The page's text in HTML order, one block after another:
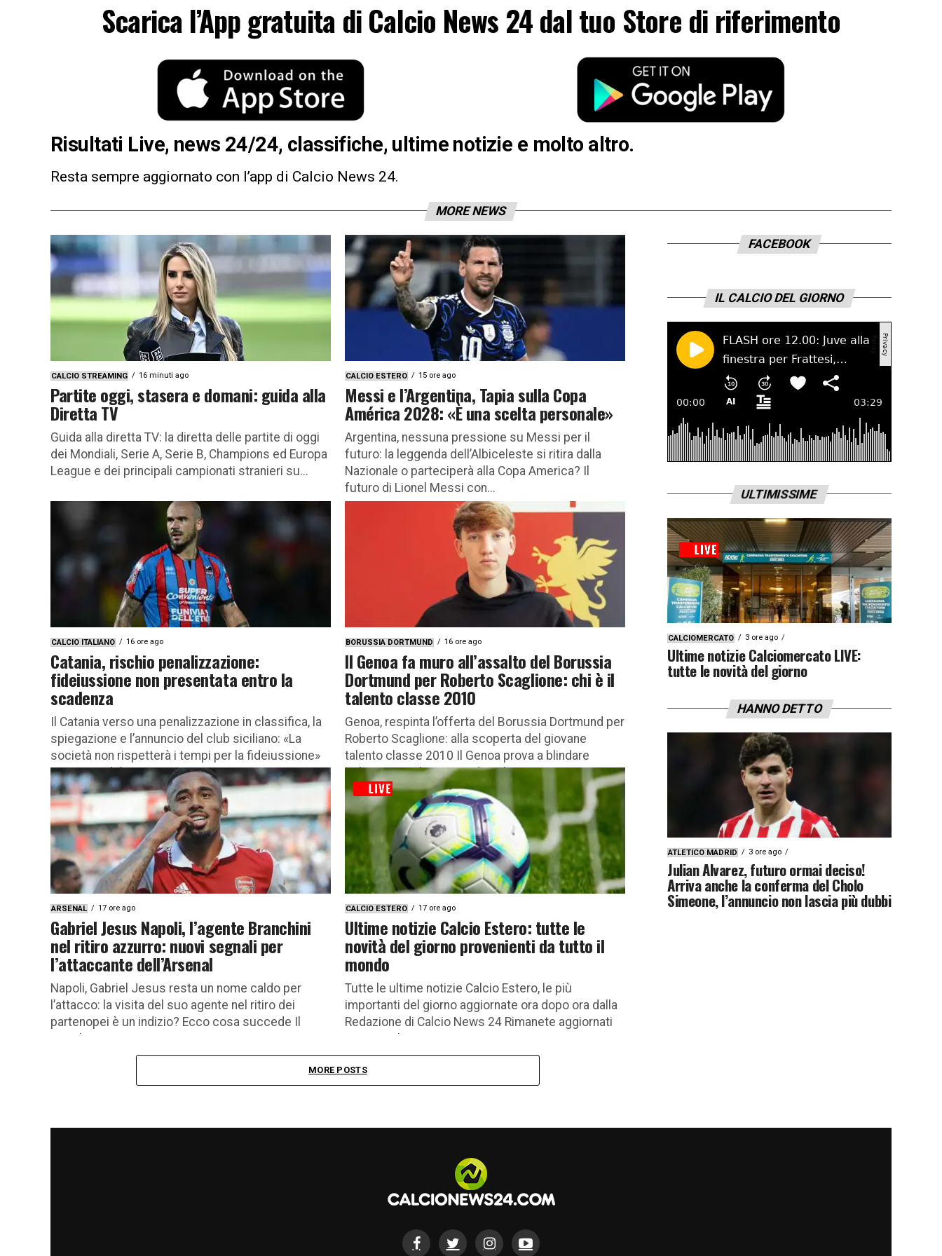
Scarica l’App gratuita di Calcio News 24 dal tuo Store di riferimento
Risultati Live, news 24/24, classifiche, ultime notizie e molto altro.
Resta sempre aggiornato con l’app di Calcio News 24.
MORE NEWS
CALCIO STREAMING 16 minuti ago
Partite oggi, stasera e domani: guida alla
Diretta TV
Guida alla diretta TV: la diretta delle partite di oggi
dei Mondiali, Serie A, Serie B, Champions ed Europa
League e dei principali campionati stranieri su...
CALCIO ESTERO 15 ore ago
Messi e l’Argentina, Tapia sulla Copa
América 2028: «È una scelta personale»
Argentina, nessuna pressione su Messi per il
futuro: la leggenda dell’Albiceleste si ritira dalla
Nazionale o parteciperà alla Copa America? Il
futuro di Lionel Messi con...
CALCIO ITALIANO 16 ore ago
Catania, rischio penalizzazione:
fideiussione non presentata entro la
scadenza
Il Catania verso una penalizzazione in classifica, la
spiegazione e l’annuncio del club siciliano: «La
società non rispetterà i tempi per la fideiussione»
Momento delicato per...
BORUSSIA DORTMUND 16 ore ago
Il Genoa fa muro all’assalto del Borussia
Dortmund per Roberto Scaglione: chi è il
talento classe 2010
Genoa, respinta l’offerta del Borussia Dortmund per
Roberto Scaglione: alla scoperta del giovane
talento classe 2010 Il Genoa prova a blindare
Roberto Scaglione, uno dei talenti...
ARSENAL 17 ore ago
Gabriel Jesus Napoli, l’agente Branchini
nel ritiro azzurro: nuovi segnali per
l’attaccante dell’Arsenal
Napoli, Gabriel Jesus resta un nome caldo per
l’attacco: la visita del suo agente nel ritiro dei
partenopei è un indizio? Ecco cosa succede Il
Napoli...
CALCIO ESTERO 17 ore ago
Ultime notizie Calcio Estero: tutte le
novità del giorno provenienti da tutto il
mondo
Tutte le ultime notizie Calcio Estero, le più
importanti del giorno aggiornate ora dopo ora dalla
Redazione di Calcio News 24 Rimanete aggiornati
con tutte le...
MORE POSTS
FACEBOOK
IL CALCIO DEL GIORNO
ULTIMISSIME
CALCIOMERCATO 3 ore ago
Ultime notizie Calciomercato LIVE:
tutte le novità del giorno
HANNO DETTO
ATLETICO MADRID 3 ore ago
Julian Alvarez, futuro ormai deciso!
Arriva anche la conferma del Cholo
Simeone, l’annuncio non lascia più dubbi